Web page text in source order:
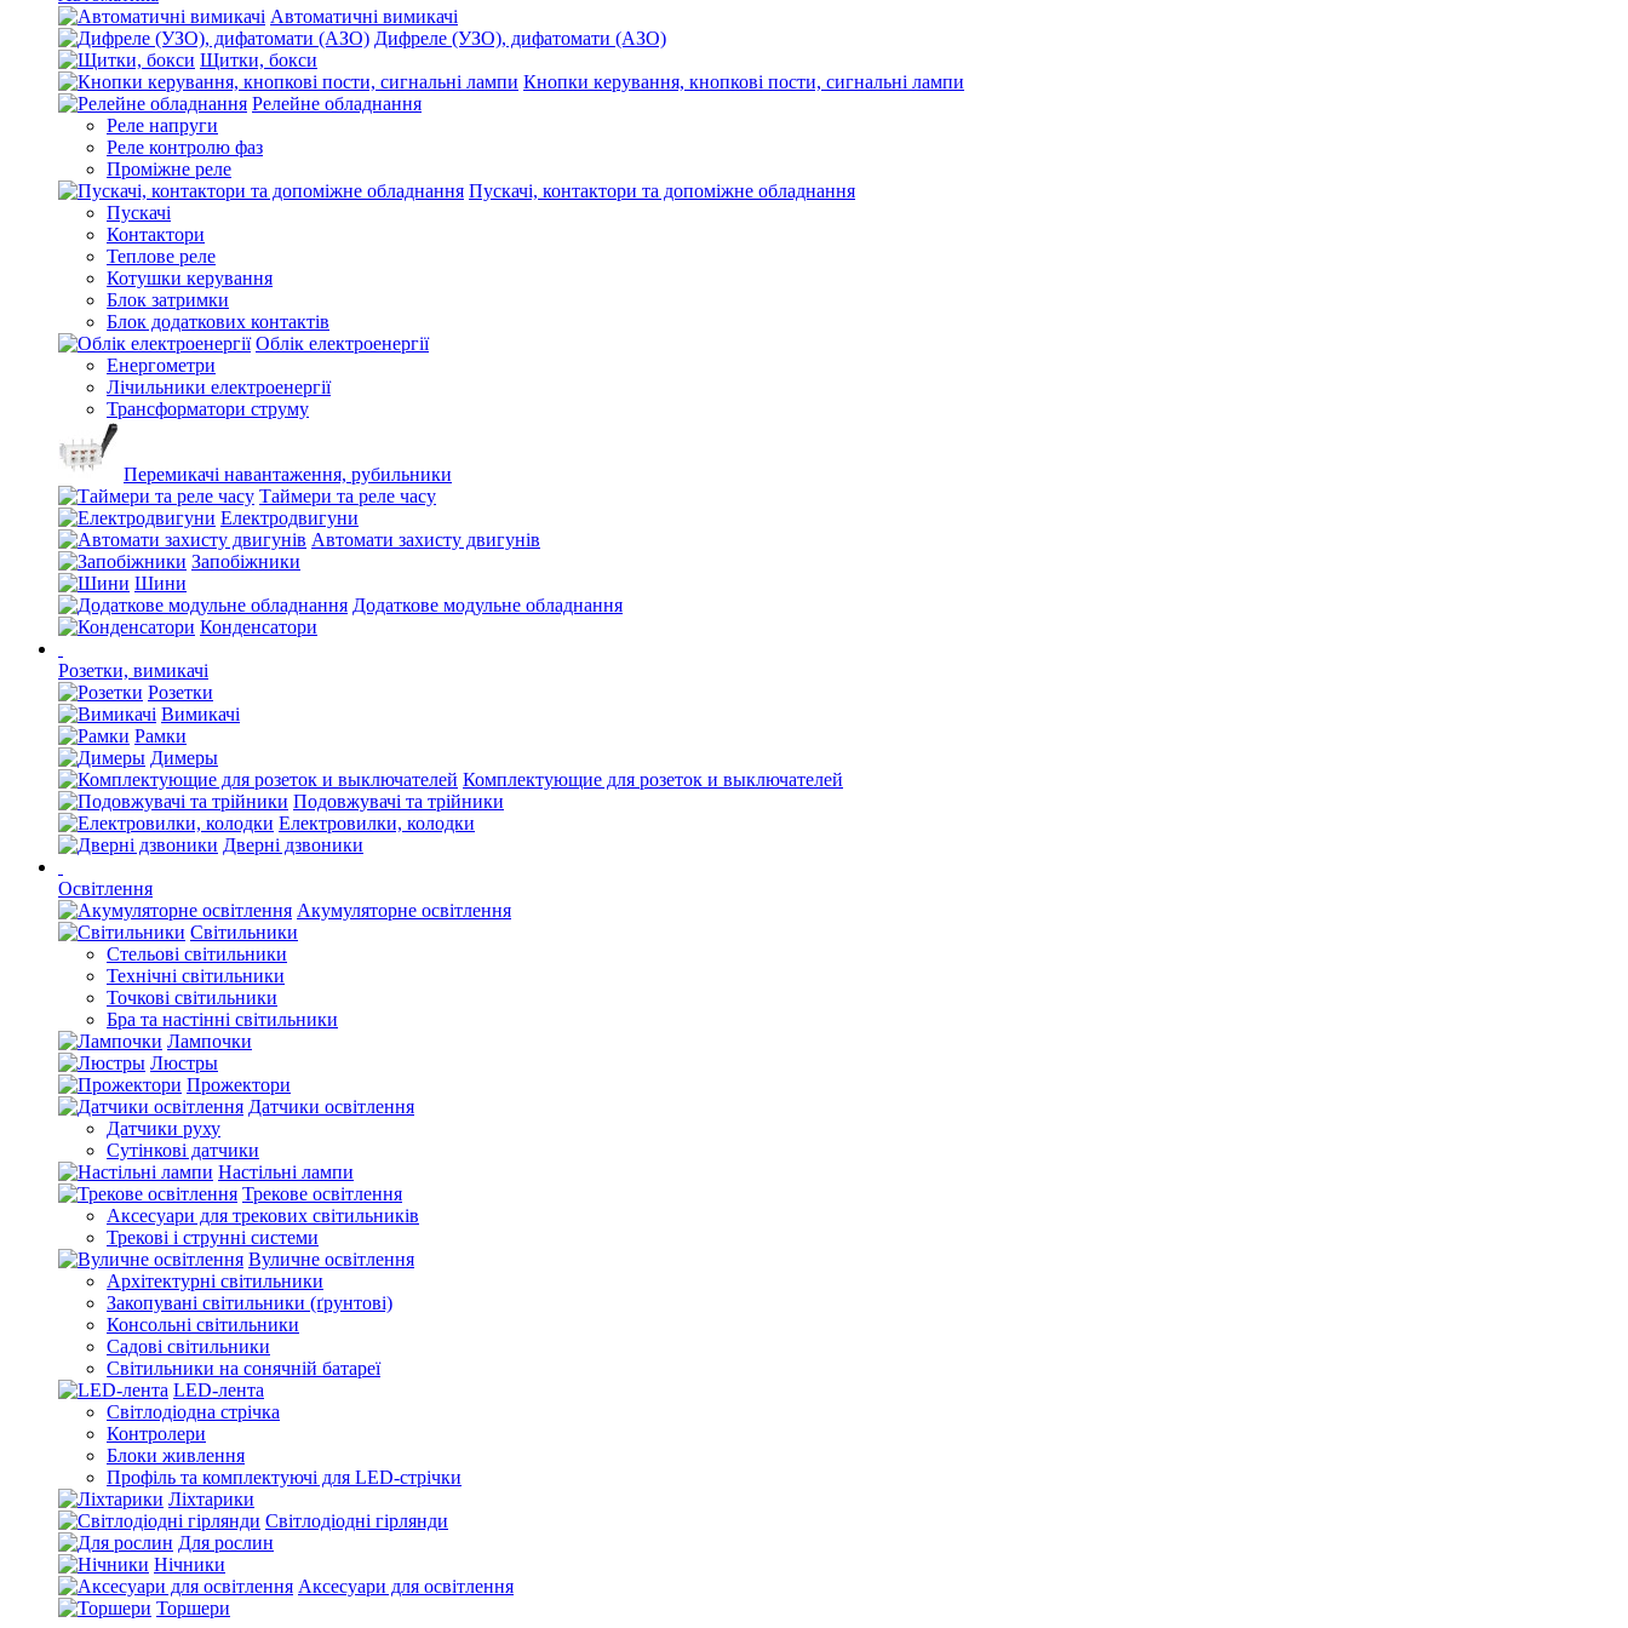
Автоматичні вимикачі
Дифреле (УЗО), дифатомати (АЗО)
Щитки, бокси
Кнопки керування, кнопкові пости, сигнальні лампи
Релейне обладнання
Реле напруги
Реле контролю фаз
Проміжне реле
Пускачі, контактори та допоміжне обладнання
Пускачі
Контактори
Теплове реле
Котушки керування
Блок затримки
Блок додаткових контактів
Облік електроенергії
Енергометри
Лічильники електроенергії
Трансформатори струму
Перемикачі навантаження, рубильники
Таймери та реле часу
Електродвигуни
Автомати захисту двигунів
Запобіжники
Шини
Додаткове модульне обладнання
Конденсатори
Розетки, вимикачі
Розетки
Вимикачі
Рамки
Димеры
Комплектующие для розеток и выключателей
Подовжувачі та трійники
Електровилки, колодки
Дверні дзвоники
Освітлення
Акумуляторне освітлення
Світильники
Стельові світильники
Технічні світильники
Точкові світильники
Бра та настінні світильники
Лампочки
Люстры
Прожектори
Датчики освітлення
Датчики руху
Сутінкові датчики
Настільні лампи
Трекове освітлення
Аксесуари для трекових світильників
Трекові і струнні системи
Вуличне освітлення
Архітектурні світильники
Закопувані світильники (ґрунтові)
Консольні світильники
Садові світильники
Світильники на сонячній батареї
LED-лента
Світлодіодна стрічка
Контролери
Блоки живлення
Профіль та комплектуючі для LED-стрічки
Ліхтарики
Світлодіодні гірлянди
Для рослин
Нічники
Аксесуари для освітлення
Торшери